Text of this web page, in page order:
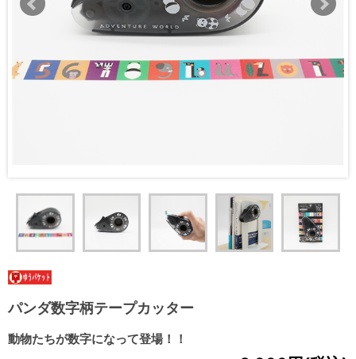
パンダ数字柄テープカッター
動物たちが数字になって登場！！